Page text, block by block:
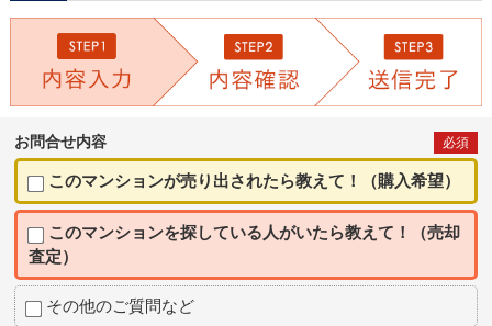
お問合せ内容 必須
このマンションが売り出されたら教えて！（購入希望）
このマンションを探している人がいたら教えて！（売却
査定）
その他のご質問など